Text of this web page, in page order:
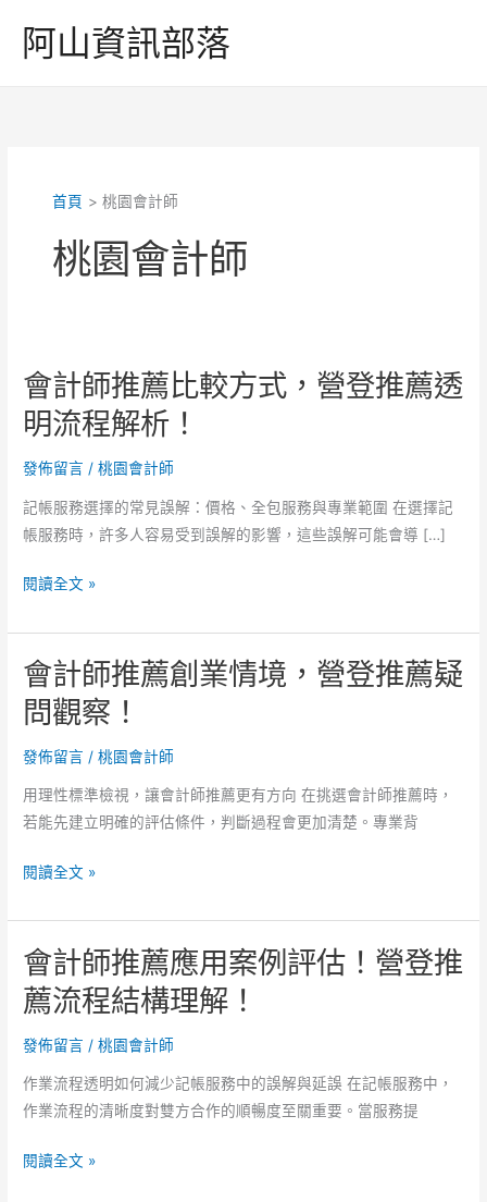
阿山資訊部落
首頁 桃園會計師
桃園會計師
會計師推薦比較方式，營登推薦透
明流程解析！
發佈留言 /桃園會計師
記帳服務選擇的常見誤解：價格、全包服務與專業範圍 在選擇記
帳服務時，許多人容易受到誤解的影響，這些誤解可能會導 […]
會
師
推
薦
比
較
式，
營
推
明
流
程
解
析！
閱讀全文 »
會計師推薦創業情境，營登推薦疑
問觀察！
發佈留言 /桃園會計師
用理性標準檢視，讓會計師推薦更有方向 在挑選會計師推薦時，
若能先建立明確的評估條件，判斷過程會更加清楚。專業背
會
師
推
薦
創
業
境，
營
推
閱讀全文 »
會計師推薦應用案例評估！營登推
薦流程結構理解！
發佈留言 /桃園會計師
作業流程透明如何減少記帳服務中的誤解與延誤 在記帳服務中，
作業流程的清晰度對雙方合作的順暢度至關重要。當服務提
會
閱讀全文 »